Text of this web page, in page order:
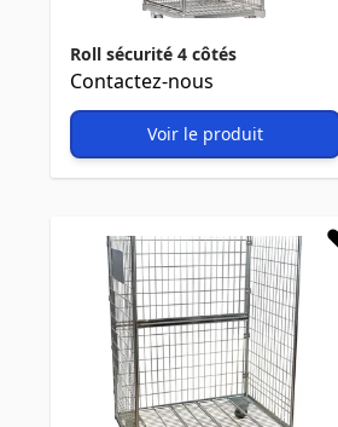
Roll sécurité 4 côtés
Contactez-nous
Voir le produit